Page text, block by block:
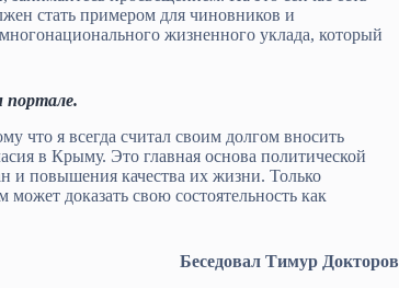
стать примером для чиновников и
жизненного уклада, который
портале.
что я всегда считал своим долгом вносить
в Крыму. Это главная основа политической
и повышения качества их жизни. Только
доказать свою состоятельность как
Беседовал Тимур Докторов